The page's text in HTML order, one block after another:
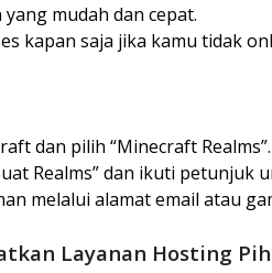
mudah dan cepat.
kapan saja jika kamu tidak
dan pilih “Minecraft Realms”.
Realms” dan ikuti petunjuk
melalui alamat email atau
Layanan Hosting